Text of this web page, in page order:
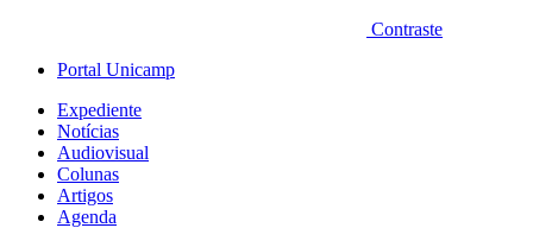
Contraste
Portal Unicamp
Expediente
Notícias
Audiovisual
Colunas
Artigos
Agenda